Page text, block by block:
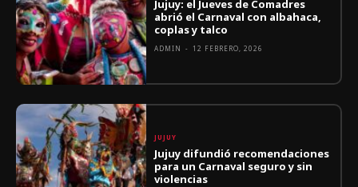
Jujuy: el Jueves de Comadres
abrió el Carnaval con albahaca,
coplas y talco
ADMIN - 12 FEBRERO, 2026
JUJUY
Jujuy difundió recomendaciones
para un Carnaval seguro y sin
violencias